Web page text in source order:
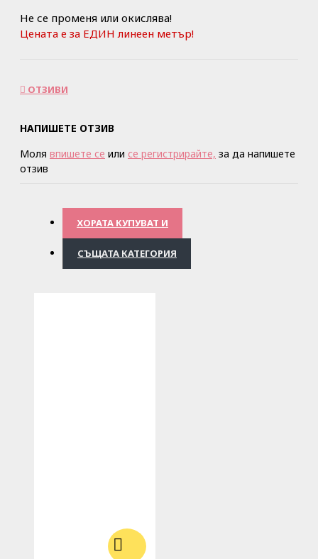
Не се променя или окислява!
Цената е за ЕДИН линеен метър!
ОТЗИВИ
НАПИШЕТЕ ОТЗИВ
Моля впишете се или се регистрирайте, за да напишете
отзив
ХОРАТА КУПУВАТ И
СЪЩАТА КАТЕГОРИЯ